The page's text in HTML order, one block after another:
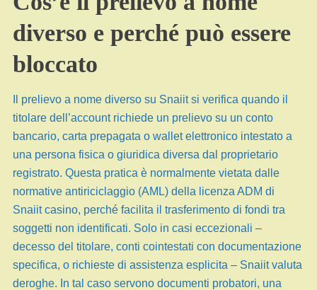
diverso e perché può essere
bloccato
Il prelievo a nome diverso su Snaiit si verifica quando il
titolare dell’account richiede un prelievo su un conto
bancario, carta prepagata o wallet elettronico intestato a
una persona fisica o giuridica diversa dal proprietario
registrato. Questa pratica è normalmente vietata dalle
normative antiriciclaggio (AML) della licenza ADM di
Snaiit casino, perché facilita il trasferimento di fondi tra
soggetti non identificati. Solo in casi eccezionali –
decesso del titolare, conti cointestati con documentazione
specifica, o richieste di assistenza esplicita – Snaiit valuta
deroghe. In tal caso servono documenti probatori, una